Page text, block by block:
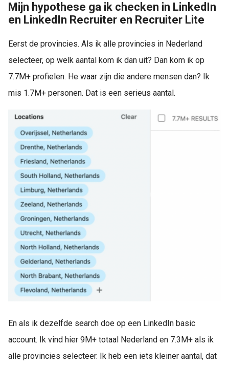
Mijn hypothese ga ik checken in LinkedIn
en LinkedIn Recruiter en Recruiter Lite
Eerst de provincies. Als ik alle provincies in Nederland
selecteer, op welk aantal kom ik dan uit? Dan kom ik op
7.7M+ profielen. He waar zijn die andere mensen dan? Ik
mis 1.7M+ personen. Dat is een serieus aantal.
En als ik dezelfde search doe op een LinkedIn basic
account. Ik vind hier 9M+ totaal Nederland en 7.3M+ als ik
alle provincies selecteer. Ik heb een iets kleiner aantal, dat